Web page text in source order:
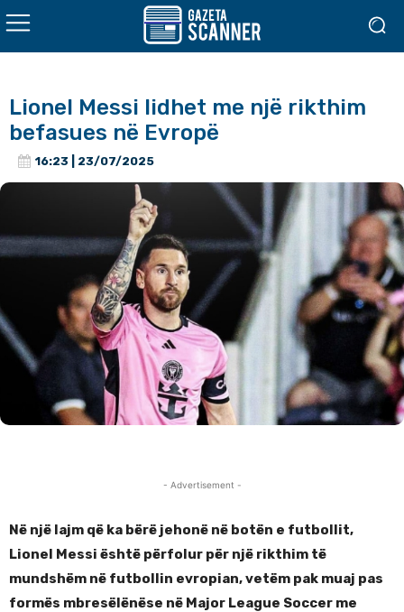
Lionel Messi lidhet me një rikthim
befasues në Evropë
16:23 | 23/07/2025
- Advertisement -
Në një lajm që ka bërë jehonë në botën e futbollit,
Lionel Messi është përfolur për një rikthim të
mundshëm në futbollin evropian, vetëm pak muaj pas
formës mbresëlënëse në Major League Soccer me